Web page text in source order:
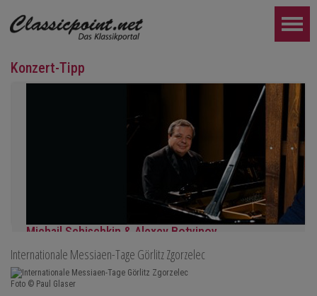
Konzert-Tipp
Michail Schischkin & Alexey Botvinov
Michail Schischkin - Lesung, Gespräch und Alexey Botvinov -
Sonntag 16.8.2026, 10:30, Hotel Hammer (Schweiz)
WEITER...
Internationale Messiaen-Tage Görlitz Zgorzelec
Foto © Paul Glaser